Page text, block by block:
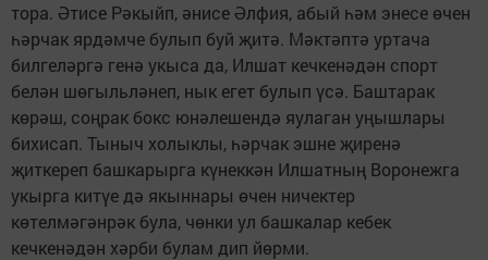
тора. Әтисе Рәкыйп, әнисе Әлфия, абый һәм энесе өчен
һәрчак ярдәмче булып буй җитә. Мәктәптә уртача
билгеләргә генә укыса да, Илшат кечкенәдән спорт
белән шөгыльләнеп, нык егет булып үсә. Баштарак
көрәш, соңрак бокс юнәлешендә яулаган уңышлары
бихисап. Тыныч холыклы, һәрчак эшне җиренә
җиткереп башкарырга күнеккән Илшатның Воронежга
укырга китүе дә якыннары өчен ничектер
көтелмәгәнрәк була, чөнки ул башкалар кебек
кечкенәдән хәрби булам дип йөрми.